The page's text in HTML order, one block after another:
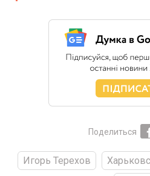
Поделиться
Игорь Терехов